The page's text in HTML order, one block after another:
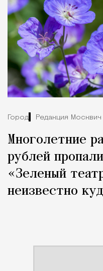
Город Редакция Москвич
Многолетние
рублей
«Зеленый
неизвестно